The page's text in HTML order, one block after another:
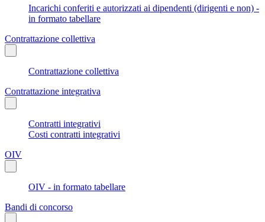
Incarichi conferiti e autorizzati ai dipendenti (dirigenti e non) -
in formato tabellare
Contrattazione collettiva
Contrattazione collettiva
Contrattazione integrativa
Contratti integrativi
Costi contratti integrativi
OIV
OIV - in formato tabellare
Bandi di concorso